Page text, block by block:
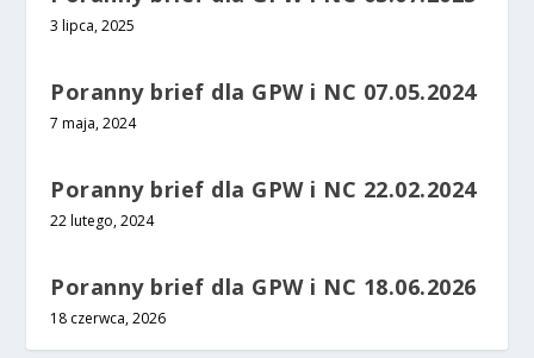
3 lipca, 2025
Poranny brief dla GPW i NC 07.05.2024
7 maja, 2024
Poranny brief dla GPW i NC 22.02.2024
22 lutego, 2024
Poranny brief dla GPW i NC 18.06.2026
18 czerwca, 2026